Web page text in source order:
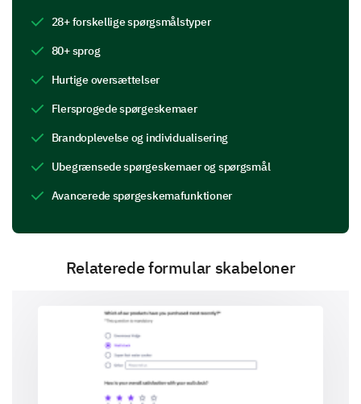
arrangementets organisering eller flow, hvad
ville det være?
Kommunikation
Vi er interesserede i dine tanker om markedsføringen
kommunikation op til arrangementet?
1- Ekstremt tilfreds
2- Meget tilfreds
3- Lidt tilfreds
4- Ikke så tilfreds
5- Slet ikke tilfreds
28+ forskellige spørgsmålstyper
80+ sprog
Hurtige oversættelser
Flersprogede spørgeskemaer
Brandoplevelse og individualisering
Ubegrænsede spørgeskemaer og spørgsmål
Avancerede spørgeskemafunktioner
Relaterede formular skabeloner